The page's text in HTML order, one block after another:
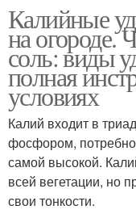
Калийные
на огороде.
соль: виды
полная
условиях
Калий входит в
фосфором,
самой высокой.
всей вегетации, но
свои тонкости.